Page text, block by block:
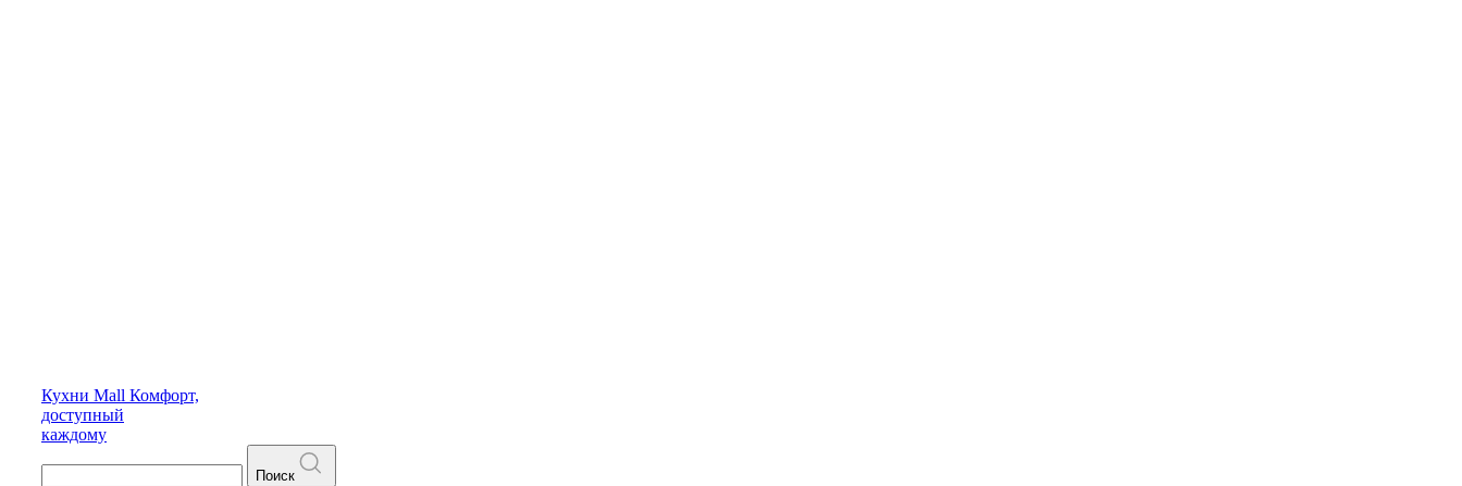
Кухни Mall Комфорт,
доступный
каждому
Поиск